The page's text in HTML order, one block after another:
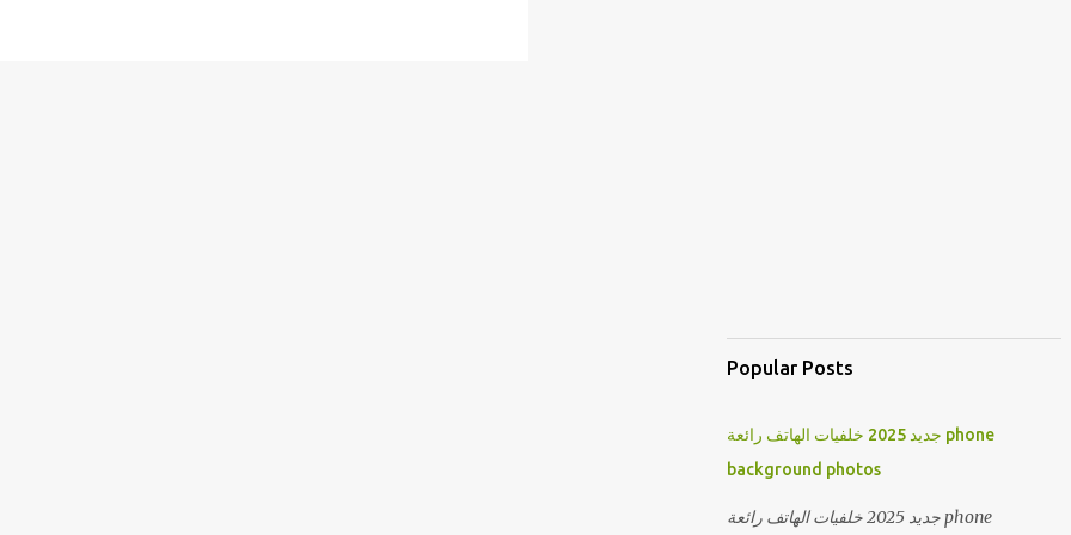
Popular Posts
جديد 2025 خلفيات الهاتف رائعة phone
background photos
جديد 2025 خلفيات الهاتف رائعة phone